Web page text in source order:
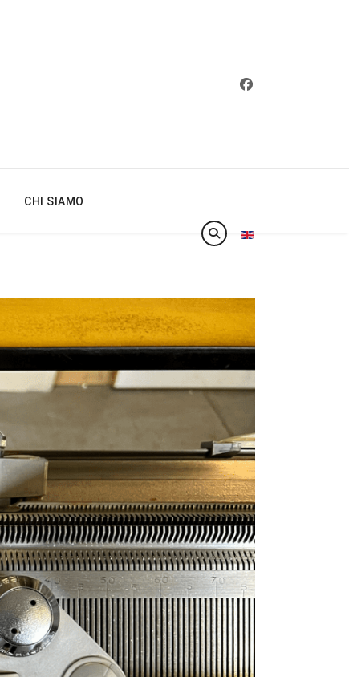
CHI SIAMO
Seleziona la tua